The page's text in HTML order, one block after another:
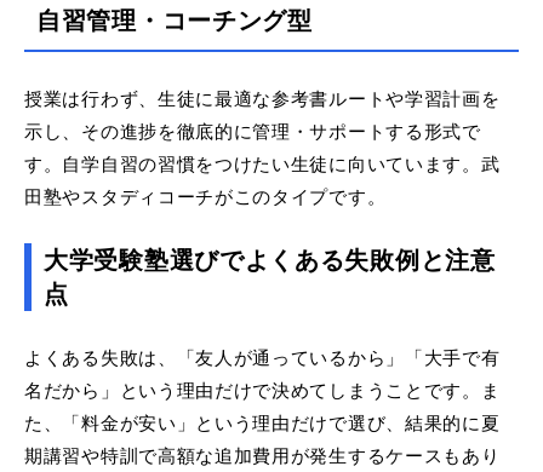
自習管理・コーチング型
授業は行わず、生徒に最適な参考書ルートや学習計画を
示し、その進捗を徹底的に管理・サポートする形式で
す。自学自習の習慣をつけたい生徒に向いています。武
田塾やスタディコーチがこのタイプです。
大学受験塾選びでよくある失敗例と注意
点
よくある失敗は、「友人が通っているから」「大手で有
名だから」という理由だけで決めてしまうことです。ま
た、「料金が安い」という理由だけで選び、結果的に夏
期講習や特訓で高額な追加費用が発生するケースもあり